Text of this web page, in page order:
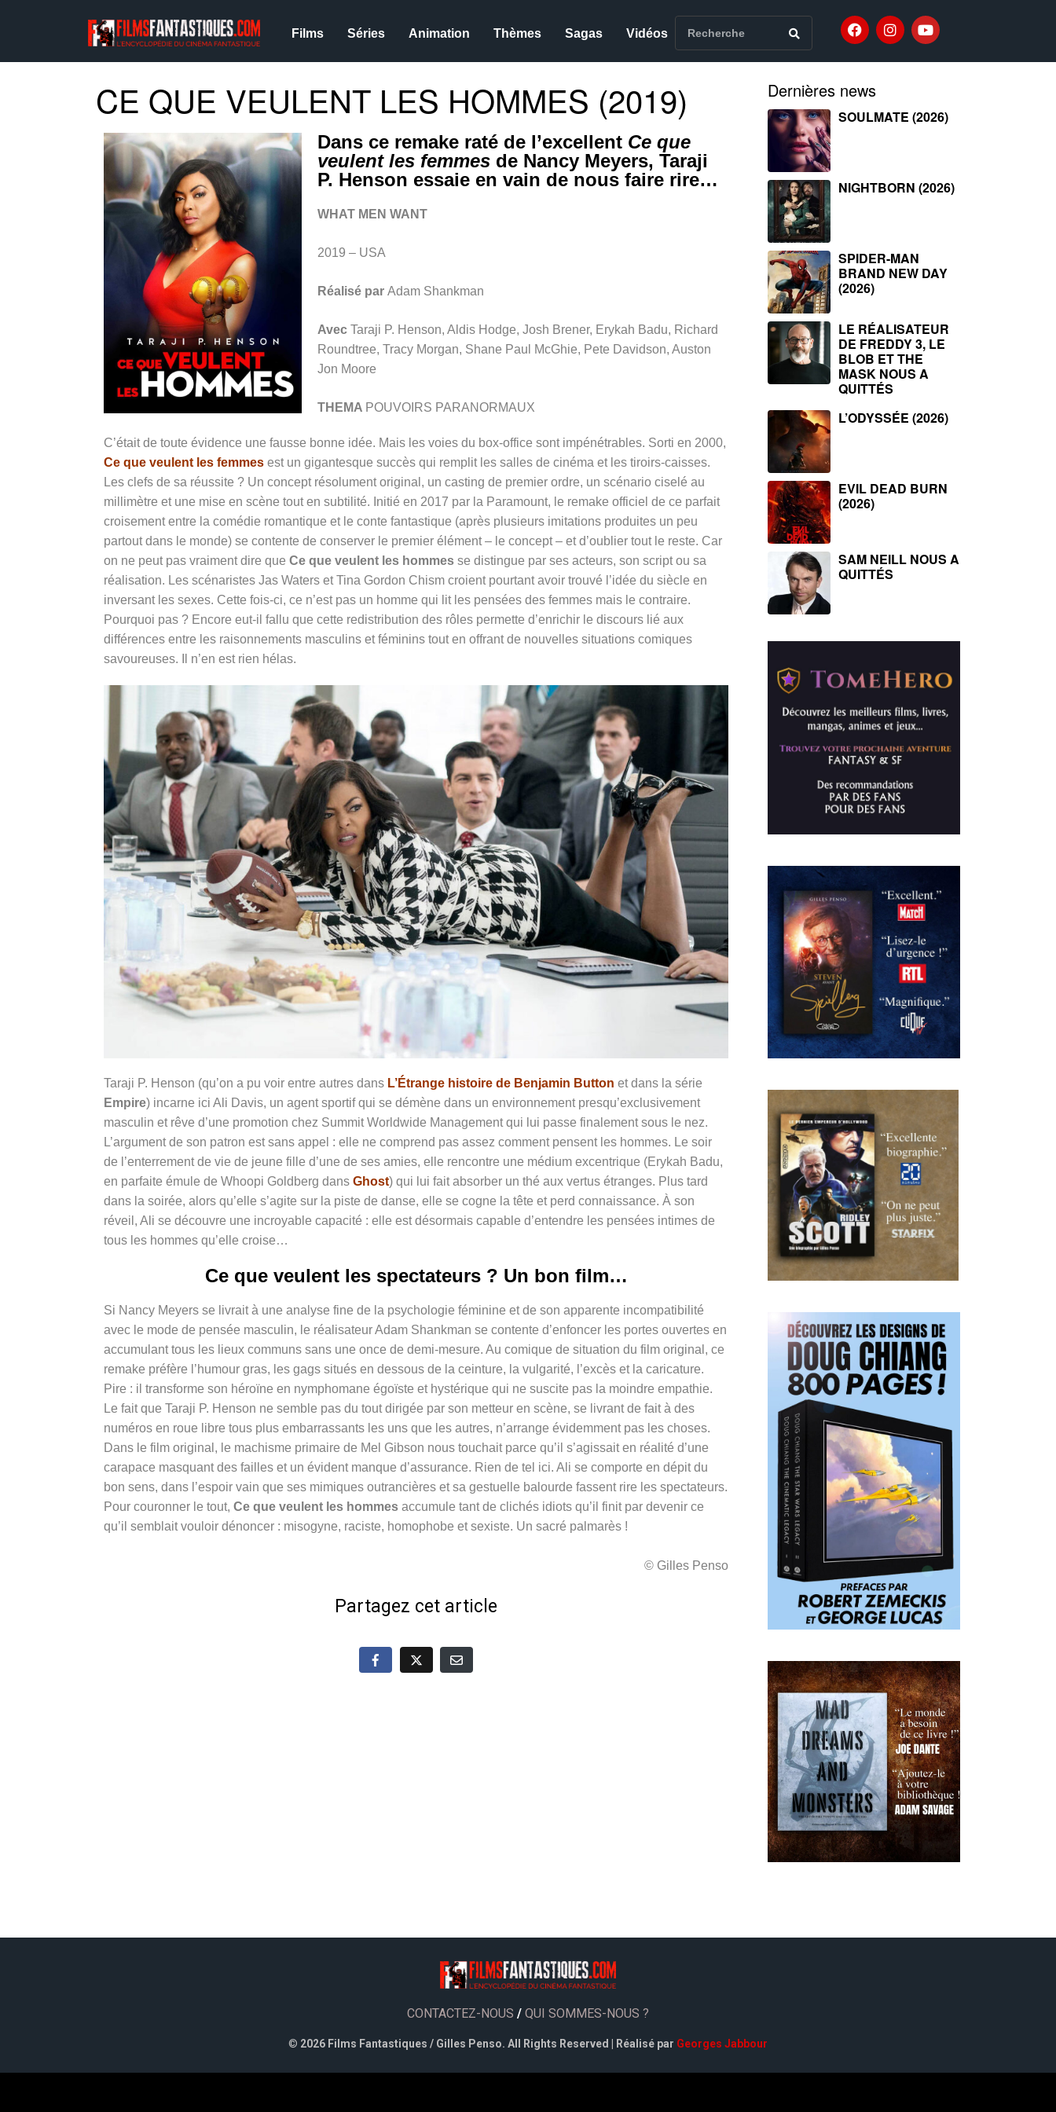
Films Séries Animation Thèmes Sagas Vidéos
CE QUE VEULENT LES HOMMES (2019)
Dans ce remake raté de l’excellent Ce que
veulent les femmesde Nancy Meyers, Taraji
P. Henson essaie en vain de nous faire rire…
WHAT MEN WANT
2019 – USA
Réalisé par Adam Shankman
Avec Taraji P. Henson, Aldis Hodge, Josh Brener, Erykah Badu, Richard
Roundtree, Tracy Morgan, Shane Paul McGhie, Pete Davidson, Auston
Jon Moore
THEMA POUVOIRS PARANORMAUX
C’était de toute évidence une fausse bonne idée. Mais les voies du box-office sont impénétrables. Sorti en 2000,
Ce que veulent les femmes est un gigantesque succès qui remplit les salles de cinéma et les tiroirs-caisses.
Les clefs de sa réussite ? Un concept résolument original, un casting de premier ordre, un scénario ciselé au
millimètre et une mise en scène tout en subtilité. Initié en 2017 par la Paramount, le remake officiel de ce parfait
croisement entre la comédie romantique et le conte fantastique (après plusieurs imitations produites un peu
partout dans le monde) se contente de conserver le premier élément – le concept – et d’oublier tout le reste. Car
on ne peut pas vraiment dire que Ce que veulent les hommes se distingue par ses acteurs, son script ou sa
réalisation. Les scénaristes Jas Waters et Tina Gordon Chism croient pourtant avoir trouvé l’idée du siècle en
inversant les sexes. Cette fois-ci, ce n’est pas un homme qui lit les pensées des femmes mais le contraire.
Pourquoi pas ? Encore eut-il fallu que cette redistribution des rôles permette d’enrichir le discours lié aux
différences entre les raisonnements masculins et féminins tout en offrant de nouvelles situations comiques
savoureuses. Il n’en est rien hélas.
Taraji P. Henson (qu’on a pu voir entre autres dans L’Étrange histoire de Benjamin Button et dans la série
Empire) incarne ici Ali Davis, un agent sportif qui se démène dans un environnement presqu’exclusivement
masculin et rêve d’une promotion chez Summit Worldwide Management qui lui passe finalement sous le nez.
L’argument de son patron est sans appel : elle ne comprend pas assez comment pensent les hommes. Le soir
de l’enterrement de vie de jeune fille d’une de ses amies, elle rencontre une médium excentrique (Erykah Badu,
en parfaite émule de Whoopi Goldberg dans Ghost) qui lui fait absorber un thé aux vertus étranges. Plus tard
dans la soirée, alors qu’elle s’agite sur la piste de danse, elle se cogne la tête et perd connaissance. À son
réveil, Ali se découvre une incroyable capacité : elle est désormais capable d’entendre les pensées intimes de
tous les hommes qu’elle croise…
Ce que veulent les spectateurs ? Un bon film…
Si Nancy Meyers se livrait à une analyse fine de la psychologie féminine et de son apparente incompatibilité
avec le mode de pensée masculin, le réalisateur Adam Shankman se contente d’enfoncer les portes ouvertes en
accumulant tous les lieux communs sans une once de demi-mesure. Au comique de situation du film original, ce
remake préfère l’humour gras, les gags situés en dessous de la ceinture, la vulgarité, l’excès et la caricature.
Pire : il transforme son héroïne en nymphomane égoïste et hystérique qui ne suscite pas la moindre empathie.
Le fait que Taraji P. Henson ne semble pas du tout dirigée par son metteur en scène, se livrant de fait à des
numéros en roue libre tous plus embarrassants les uns que les autres, n’arrange évidemment pas les choses.
Dans le film original, le machisme primaire de Mel Gibson nous touchait parce qu’il s’agissait en réalité d’une
carapace masquant des failles et un évident manque d’assurance. Rien de tel ici. Ali se comporte en dépit du
bon sens, dans l’espoir vain que ses mimiques outrancières et sa gestuelle balourde fassent rire les spectateurs.
Pour couronner le tout, Ce que veulent les hommes accumule tant de clichés idiots qu’il finit par devenir ce
qu’il semblait vouloir dénoncer : misogyne, raciste, homophobe et sexiste. Un sacré palmarès !
© Gilles Penso
Partagez cet article
Dernières news
SOULMATE (2026)
NIGHTBORN (2026)
SPIDER-MAN
BRAND NEW DAY
(2026)
LE RÉALISATEUR
DE FREDDY 3, LE
BLOB ET THE
MASK NOUS A
QUITTÉS
L’ODYSSÉE (2026)
EVIL DEAD BURN
(2026)
SAM NEILL NOUS A
QUITTÉS
CONTACTEZ-NOUS / QUI SOMMES-NOUS ?
© 2026 Films Fantastiques / Gilles Penso. All Rights Reserved | Réalisé par Georges Jabbour